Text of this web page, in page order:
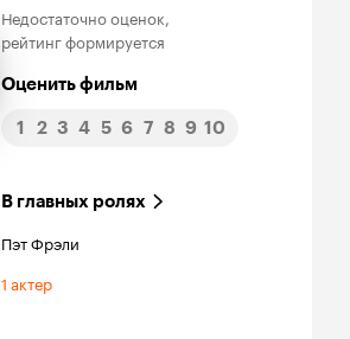
Недостаточно оценок,
рейтинг формируется
Оценить фильм
1 2 3 4 5 6 7 8 9 10
В главных ролях
Пэт Фрэли
1 актер